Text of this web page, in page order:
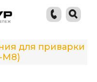
для приварки
М8)